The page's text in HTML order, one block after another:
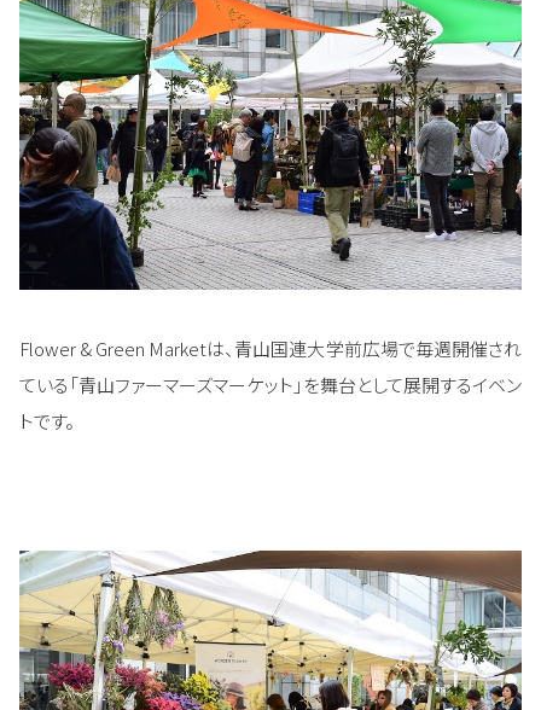
Flower & Green Marketは、青山国連大学前広場で毎週開催され
ている「青山ファーマーズマーケット」を舞台として展開するイベン
トです。